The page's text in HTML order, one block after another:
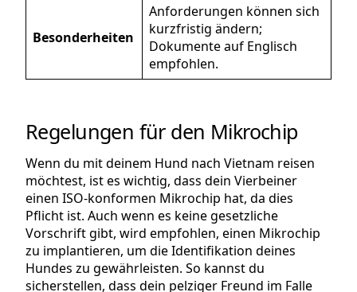
Besonderheiten
Anforderungen können sich
kurzfristig ändern;
Dokumente auf Englisch
empfohlen.
Regelungen für den Mikrochip
Wenn du mit deinem Hund nach Vietnam reisen
möchtest, ist es wichtig, dass dein Vierbeiner
einen ISO-konformen Mikrochip hat, da dies
Pflicht ist. Auch wenn es keine gesetzliche
Vorschrift gibt, wird empfohlen, einen Mikrochip
zu implantieren, um die Identifikation deines
Hundes zu gewährleisten. So kannst du
sicherstellen, dass dein pelziger Freund im Falle